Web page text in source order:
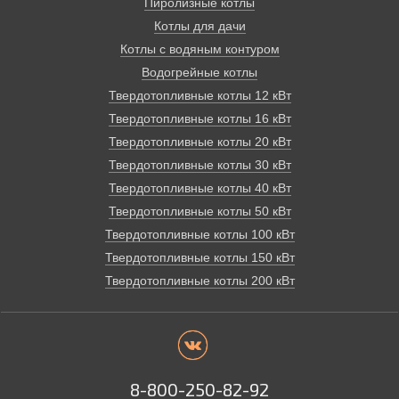
Котлы для дачи
Котлы с водяным контуром
Водогрейные котлы
Твердотопливные котлы 12 кВт
Твердотопливные котлы 16 кВт
Твердотопливные котлы 20 кВт
Твердотопливные котлы 30 кВт
Твердотопливные котлы 40 кВт
Твердотопливные котлы 50 кВт
Твердотопливные котлы 100 кВт
Твердотопливные котлы 150 кВт
Твердотопливные котлы 200 кВт
8-800-250-82-92